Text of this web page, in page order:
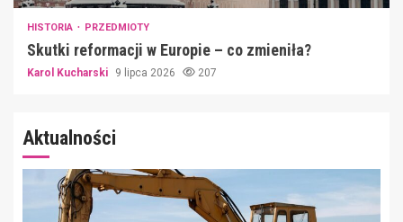
HISTORIA PRZEDMIOTY
Skutki reformacji w Europie – co zmieniła?
Karol Kucharski 9 lipca 2026 207
Aktualności